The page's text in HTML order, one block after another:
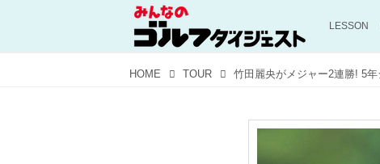
LESSON
HOME TOUR